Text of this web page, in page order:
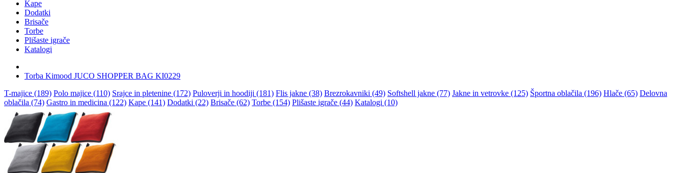
Kape
Dodatki
Brisače
Torbe
Plišaste igrače
Katalogi
Torba Kimood JUCO SHOPPER BAG KI0229
T-majice (189) Polo majice (110) Srajce in pletenine (172) Puloverji in hoodiji (181) Flis jakne (38) Brezrokavniki (49) Softshell jakne (77) Jakne in vetrovke (125) Športna oblačila (196) Hlače (65) Delovna
oblačila (74) Gastro in medicina (122) Kape (141) Dodatki (22) Brisače (62) Torbe (154) Plišaste igrače (44) Katalogi (10)